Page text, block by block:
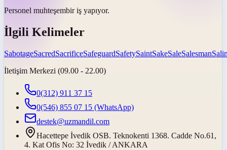
Personel muhteşembir iş yapıyor.
İlgili Kelimeler
SabotageSacredSacrificeSafeguardSafetySaintSakeSaleSalesman
İletişim Merkezi (09.00 - 22.00)
0(312) 911 37 15
0(546) 855 07 15 (WhatsApp)
destek@uzmandil.com
Hacettepe İvedik OSB. Teknokenti 1368. Cadde No.61,
4. Kat Ofis No: 32 İvedik / ANKARA